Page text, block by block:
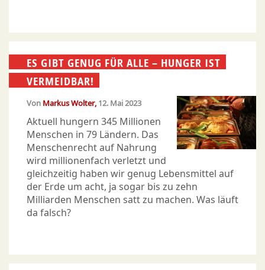
ES GIBT GENUG FÜR ALLE – HUNGER IST
VERMEIDBAR!
Von Markus Wolter 12. Mai 2023
Aktuell hungern 345 Millionen
Menschen in 79 Ländern. Das
Menschenrecht auf Nahrung
wird millionenfach verletzt und
gleichzeitig haben wir genug Lebensmittel auf
der Erde um acht, ja sogar bis zu zehn
Milliarden Menschen satt zu machen. Was läuft
da falsch?